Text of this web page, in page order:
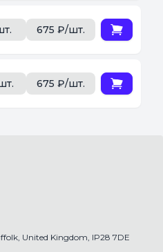
675 ₽/шт.
675 ₽/шт.
United Kingdom, IP28 7DE